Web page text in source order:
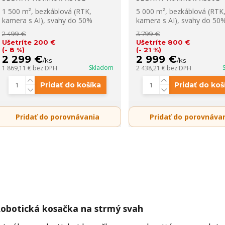
1 500 m², bezkáblová (RTK,
kamera s AI), svahy do 50%
2 499 €
Ušetríte 200 €
(- 8 %)
2 299 €/ks
1 869,11 € bez DPH Skladom
Pridať do košíka
Pridať do porovnávania
5 000 m², bezkáblová (RTK,
kamera s AI), svahy do
3 799 €
Ušetríte 800 €
(- 21 %)
2 999 €/ks
2 438,21 € bez DPH
Pridať do
Pridať do
kosačka na strmý svah